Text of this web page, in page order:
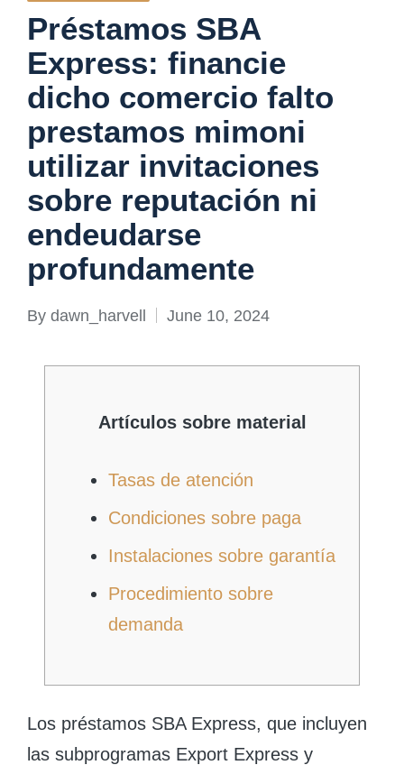
Préstamos SBA
Express: financie
dicho comercio falto
prestamos mimoni
utilizar invitaciones
sobre reputación ni
endeudarse
profundamente
Posted
By dawn_harvell June 10, 2024
Artículos sobre material
Tasas de atención
Condiciones sobre paga
Instalaciones sobre garantía
Procedimiento sobre
demanda
Los préstamos SBA Express, que incluyen
las subprogramas Export Express y